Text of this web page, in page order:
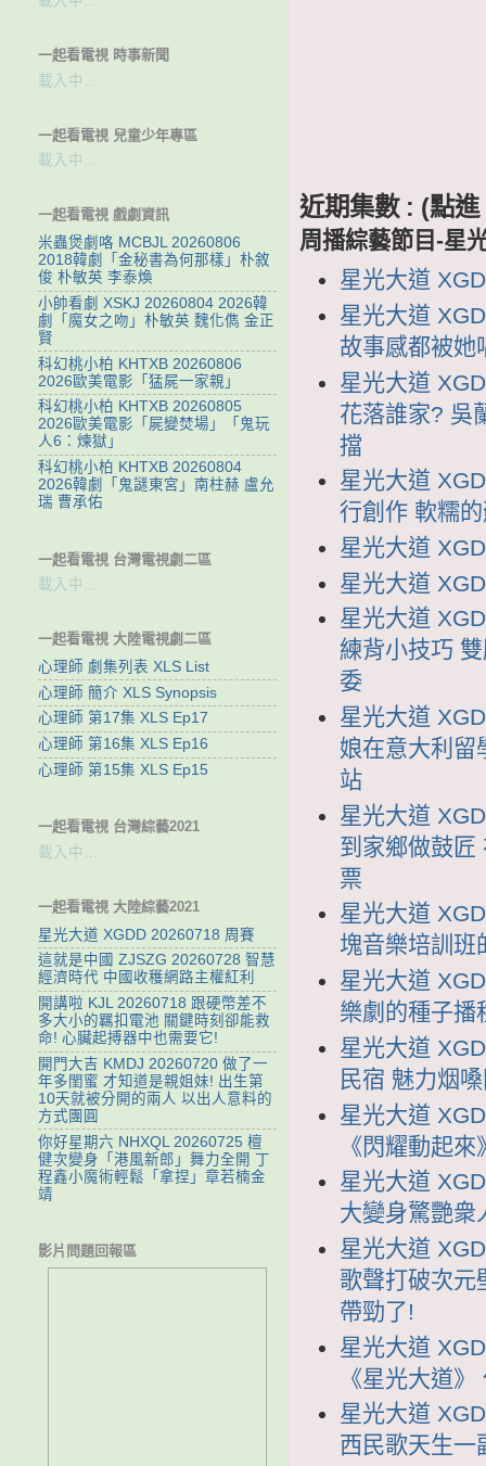
近期集數 : (點
周播綜藝節目-星
星光大道
星光大道
故事感都被她
星光大道
花落誰家? 吳
擋
星光大道
行創作 軟糯
星光大道
星光大道
星光大道
練背小技巧
委
星光大道
娘在意大利留
站
星光大道
到家鄉做鼓匠
票
星光大道
塊音樂培訓班
星光大道
樂劇的種子播
星光大道
民宿 魅力烟
星光大道
《閃耀動起
星光大道
大變身驚艷衆
星光大道
歌聲打破次元
帶勁了!
星光大道
《星光大道
星光大道
西民歌天生一
一起看電視 時事新聞
載入中…
一起看電視 兒童少年專區
載入中…
一起看電視 戲劇資訊
米蟲煲劇咯 MCBJL 20260806
2018韓劇「金秘書為何那樣」朴敘
俊 朴敏英 李泰煥
小帥看劇 XSKJ 20260804 2026韓
劇「魔女之吻」朴敏英 魏化儁 金正
賢
科幻桃小柏 KHTXB 20260806
2026歐美電影「猛屍一家親」
科幻桃小柏 KHTXB 20260805
2026歐美電影「屍變焚場」「鬼玩
人6：煉獄」
科幻桃小柏 KHTXB 20260804
2026韓劇「鬼謎東宮」南柱赫 盧允
瑞 曹承佑
一起看電視 台灣電視劇二區
載入中…
一起看電視 大陸電視劇二區
心理師 劇集列表 XLS List
心理師 簡介 XLS Synopsis
心理師 第17集 XLS Ep17
心理師 第16集 XLS Ep16
心理師 第15集 XLS Ep15
一起看電視 台灣綜藝2021
載入中…
一起看電視 大陸綜藝2021
星光大道 XGDD 20260718 周賽
這就是中國 ZJSZG 20260728 智慧
經濟時代 中國收穫網路主權紅利
開講啦 KJL 20260718 跟硬幣差不
多大小的羈扣電池 關鍵時刻卻能救
命! 心臟起搏器中也需要它!
開門大吉 KMDJ 20260720 做了一
年多閨蜜 才知道是親姐妹! 出生第
10天就被分開的兩人 以出人意料的
方式團圓
你好星期六 NHXQL 20260725 檀
健次變身「港風新郎」舞力全開 丁
程鑫小魔術輕鬆「拿捏」章若楠金
靖
影片問題回報區